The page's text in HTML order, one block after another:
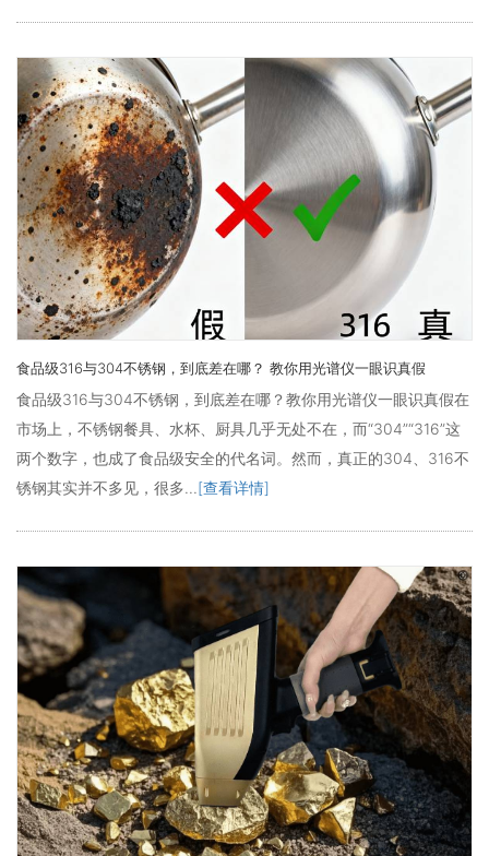
食品级316与304不锈钢，到底差在哪？ 教你用光谱仪一眼识真假
食品级316与304不锈钢，到底差在哪？教你用光谱仪一眼识真假在
市场上，不锈钢餐具、水杯、厨具几乎无处不在，而“304”“316”这
两个数字，也成了食品级安全的代名词。然而，真正的304、316不
锈钢其实并不多见，很多...[查看详情]